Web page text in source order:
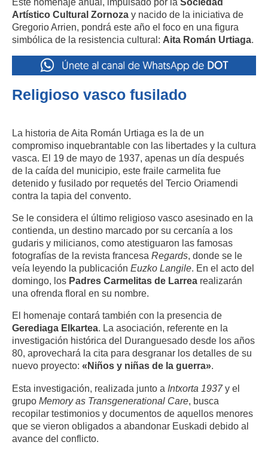
Artístico Cultural Zornoza y nacido de la iniciativa de
Gregorio Arrien, pondrá este año el foco en una figura
simbólica de la resistencia cultural: Aita Román Urtiaga.
Religioso vasco fusilado
La historia de Aita Román Urtiaga es la de un
compromiso inquebrantable con las libertades y la cultura
vasca. El 19 de mayo de 1937, apenas un día después
de la caída del municipio, este fraile carmelita fue
detenido y fusilado por requetés del Tercio Oriamendi
contra la tapia del convento.
Se le considera el último religioso vasco asesinado en la
contienda, un destino marcado por su cercanía a los
gudaris y milicianos, como atestiguaron las famosas
fotografías de la revista francesa Regards, donde se le
veía leyendo la publicación Euzko Langile. En el acto del
domingo, los Padres Carmelitas de Larrea realizarán
una ofrenda floral en su nombre.
El homenaje contará también con la presencia de
Gerediaga Elkartea. La asociación, referente en la
investigación histórica del Duranguesado desde los años
80, aprovechará la cita para desgranar los detalles de su
nuevo proyecto: «Niños y niñas de la guerra».
Esta investigación, realizada junto a Intxorta 1937y el
grupo Memory as Transgenerational Care, busca
recopilar testimonios y documentos de aquellos menores
que se vieron obligados a abandonar Euskadi debido al
avance del conflicto.